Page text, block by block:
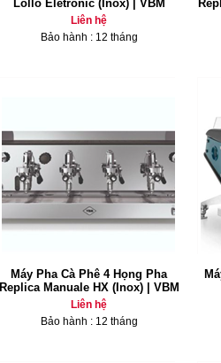
Lollo Eletronic (Inox) | VBM
Liên hệ
Bảo hành : 12 tháng
Máy Pha Cà Phê 4 Họng Pha
Replica Manuale HX (Inox) | VBM
Liên hệ
Bảo hành : 12 tháng